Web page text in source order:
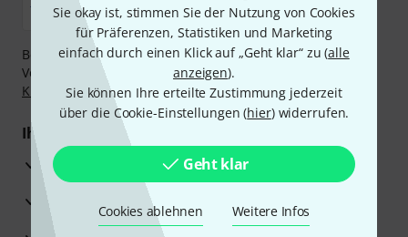
Sie okay ist, stimmen Sie der Nutzung von Cookies
für Präferenzen, Statistiken und Marketing
einfach durch einen Klick auf „Geht klar“ zu (alle
anzeigen).
Sie können Ihre erteilte Zustimmung jederzeit
über die Cookie-Einstellungen (hier) widerrufen.
Geht klar
Cookies ablehnen Weitere Infos
Bezahlen Sie vertraulich und sicher per Nachnahme,
Vorkasse, PayPal, Amazon Pay,Klarna Sofort bezahlen
Klarna Ratenzahlungoder Kreditkarte.
Ihre Vorteile
3 Jahre Thomann Garantie
30 Tage Money-Back-Garantie